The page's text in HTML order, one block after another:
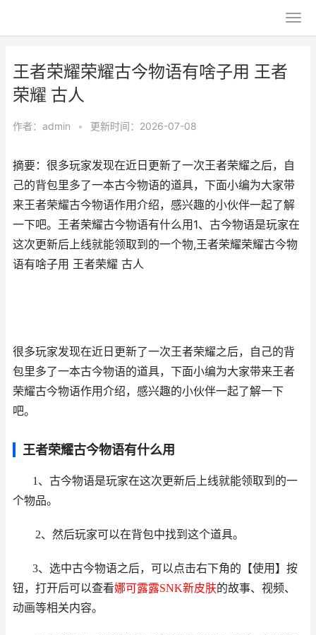
王者荣耀荣耀古今物语有啥子用 王者
荣耀 古人
作者： admin • 更新时间：2026-07-08
摘要：很多玩家发现在近日更新了一次王者荣耀之后，自
己的背包里多了一本古今物语的道具，下面小编为大家带
来王者荣耀古今物语作用介绍，感兴趣的小伙伴一起了解
一下吧。王者荣耀古今物语有什么用1、古今物语是玩家在
这次更新后上线就能领取到的一个物,王者荣耀荣耀古今物
语有啥子用 王者荣耀 古人
很多玩家发现在近日更新了一次王者荣耀之后，自己的背
包里多了一本古今物语的道具，下面小编为大家带来王者
荣耀古今物语作用介绍，感兴趣的小伙伴一起了解一下
吧。
王者荣耀古今物语有什么用
1、古今物语是玩家在这次更新后上线就能领取到的一
个物品。
2、然后玩家可以在背包中找到这个道具。
3、选中古今物语之后，可以点击右下角的【使用】按
钮，打开后可以查看娜可露露SNK新皮肤的故事、视频、
动画等相关内容。